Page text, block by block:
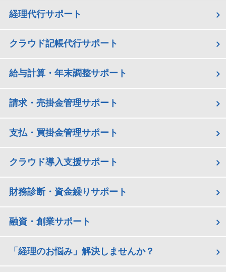
経理代行サポート
クラウド記帳代行サポート
給与計算・年末調整サポート
請求・売掛金管理サポート
支払・買掛金管理サポート
クラウド導入支援サポート
財務診断・資金繰りサポート
融資・創業サポート
「経理のお悩み」解決しませんか？